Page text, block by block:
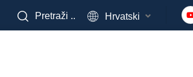
Pretraži .. Hrvatski